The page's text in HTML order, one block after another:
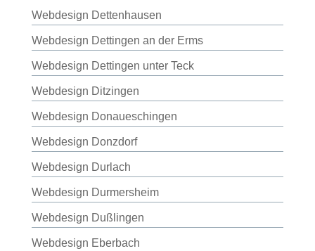
Webdesign Dettenhausen
Webdesign Dettingen an der Erms
Webdesign Dettingen unter Teck
Webdesign Ditzingen
Webdesign Donaueschingen
Webdesign Donzdorf
Webdesign Durlach
Webdesign Durmersheim
Webdesign Dußlingen
Webdesign Eberbach